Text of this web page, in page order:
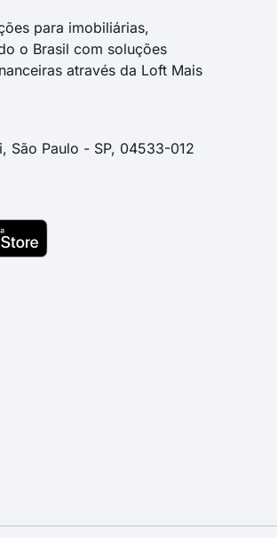
para imobiliárias,
o Brasil com soluções
através da Loft Mais
São Paulo - SP, 04533-012